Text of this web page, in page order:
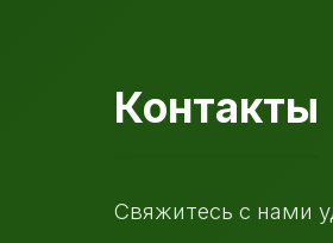
Контакты
Свяжитесь с нами